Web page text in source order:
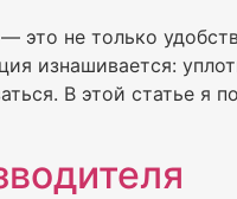
это не только
изнашивается:
В этой статье я